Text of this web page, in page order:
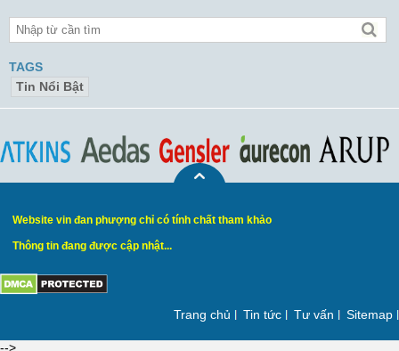
TAGS
Tin Nổi Bật
Website vin đan phượng chỉ có tính chất tham khảo
Thông tin đang được cập nhật...
Trang chủ Tin tức Tư vấn Sitemap
-->